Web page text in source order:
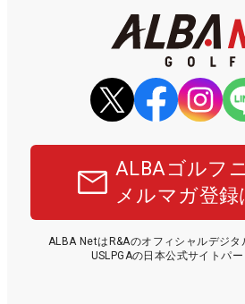
ALBAゴルフ
メルマガ登録
ALBA NetはR&Aのオフィシャルデジ
USLPGAの日本公式サイトパー